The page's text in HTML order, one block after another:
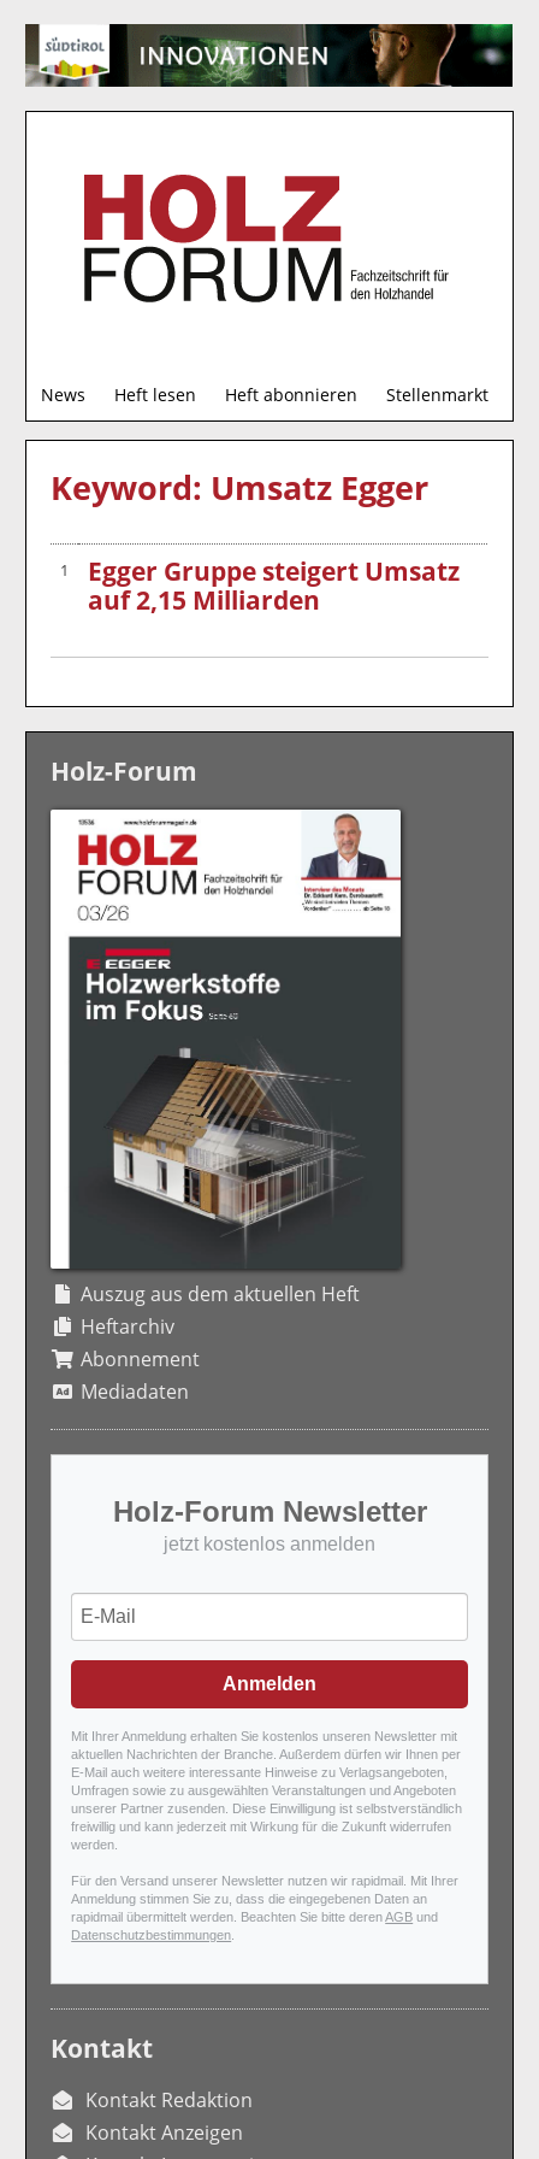
News Heft lesen Heft abonnieren Stellenmarkt
u
c
Keyword: Umsatz Egger
1
Egger Gruppe steigert Umsatz
auf 2,15 Milliarden
Holz-Forum
Auszug aus dem aktuellen Heft
Heftarchiv
Abonnement
Mediadaten
Holz-Forum Newsletter
jetzt kostenlos anmelden
Anmelden
Mit Ihrer Anmeldung erhalten Sie kostenlos unseren Newsletter mit
aktuellen Nachrichten der Branche. Außerdem dürfen wir Ihnen per
E-Mail auch weitere interessante Hinweise zu Verlagsangeboten,
Umfragen sowie zu ausgewählten Veranstaltungen und Angeboten
unserer Partner zusenden. Diese Einwilligung ist selbstverständlich
freiwillig und kann jederzeit mit Wirkung für die Zukunft widerrufen
werden.
Für den Versand unserer Newsletter nutzen wir rapidmail. Mit Ihrer
Anmeldung stimmen Sie zu, dass die eingegebenen Daten an
rapidmail übermittelt werden. Beachten Sie bitte derenAGB und
Datenschutzbestimmungen
Kontakt
Kontakt Redaktion
Kontakt Anzeigen